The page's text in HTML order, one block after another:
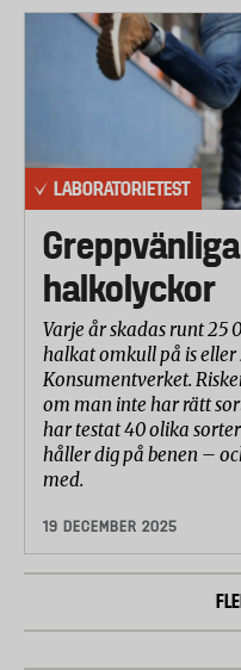
LABORATORIETEST
halkolyckor
Varje år skadas runt 25
halkat omkull på is eller
Konsumentverket.
om man inte har rätt
har testat 40 olika
håller dig på benen –
med.
19 DECEMBER 2025